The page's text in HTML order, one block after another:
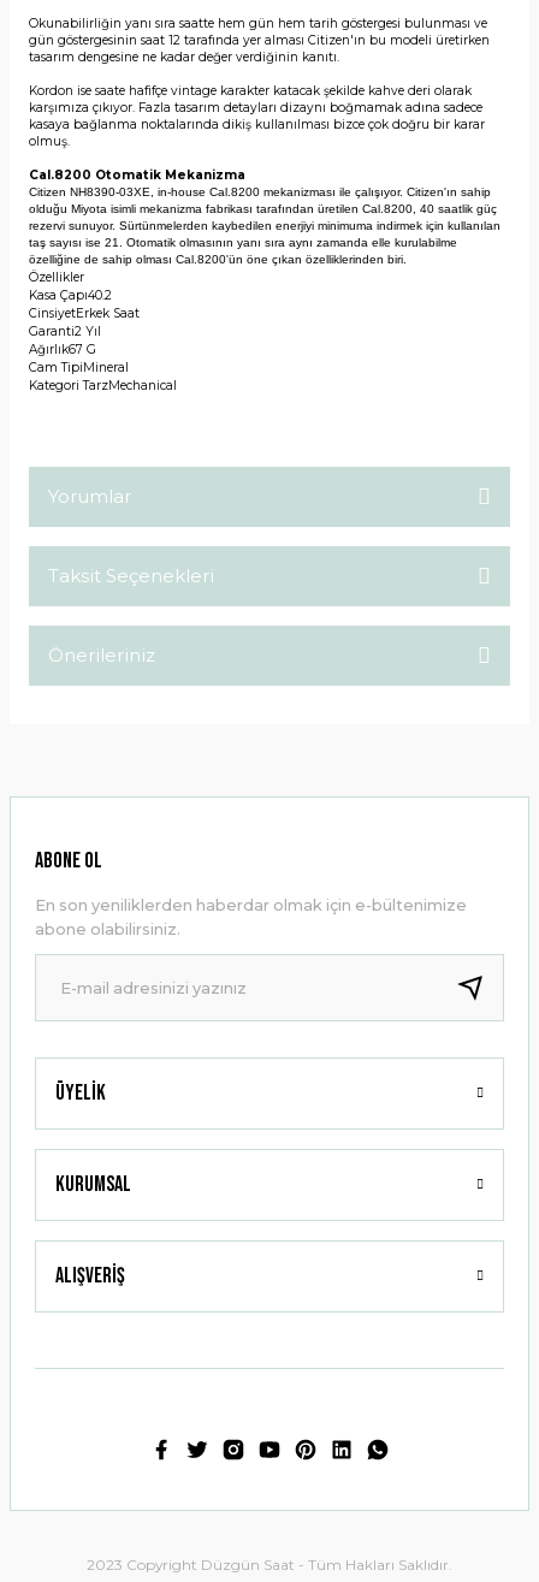
Okunabilirliğin yanı sıra saatte hem gün hem tarih göstergesi bulunması ve
gün göstergesinin saat 12 tarafında yer alması Citizen'ın bu modeli üretirken
tasarım dengesine ne kadar değer verdiğinin kanıtı.
Kordon ise saate hafifçe vintage karakter katacak şekilde kahve deri olarak
karşımıza çıkıyor. Fazla tasarım detayları dizaynı boğmamak adına sadece
kasaya bağlanma noktalarında dikiş kullanılması bizce çok doğru bir karar
olmuş.
Cal.8200 Otomatik Mekanizma
Citizen NH8390-03XE , in-house Cal.8200 mekanizması ile çalışıyor. Citizen'ın sahip
olduğu Miyota isimli mekanizma fabrikası tarafından üretilen Cal.8200, 40 saatlik güç
rezervi sunuyor. Sürtünmelerden kaybedilen enerjiyi minimuma indirmek için kullanılan
taş sayısı ise 21. Otomatik olmasının yanı sıra aynı zamanda elle kurulabilme
özelliğine de sahip olması Cal.8200'ün öne çıkan özelliklerinden biri.
Özellikler
Kasa Çapı40.2
CinsiyetErkek Saat
Garanti2 Yıl
Ağırlık67 G
Cam TipiMineral
Kategori TarzMechanical
Yorumlar
Taksit Seçenekleri
Önerileriniz
Ürün resmi kalitesiz, bozuk veya görüntülenemiyor.
Ürün bilgilerinde hatalar bulunuyor.
Ürün fiyatı diğer sitelerden daha pahalı.
Bu ürüne benzer farklı alternatifler olmalı.
Gönder
Üyelik
Kurumsal
Alışveriş
ABONE OL
En son yeniliklerden haberdar olmak için e-bültenimize
abone olabilirsiniz.
2023 Copyright Düzgün Saat - Tüm Hakları Saklıdır.